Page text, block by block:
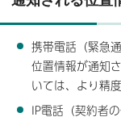
携帯電話（緊急
位置情報が通知
いては、より精
IP電話（契約者